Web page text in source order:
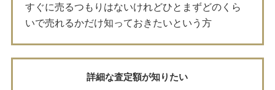
すぐに売るつもりはないけれどひとまずどのくら
いで売れるかだけ知っておきたいという方
詳細な査定額が知りたい